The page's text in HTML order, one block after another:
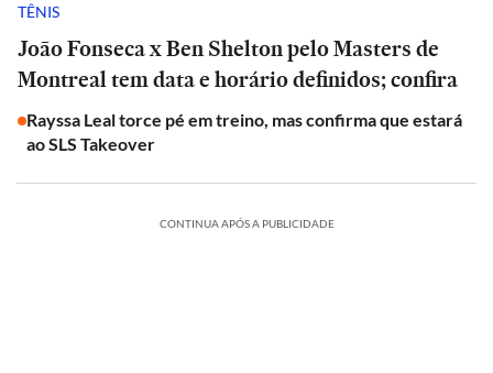
TÊNIS
João Fonseca x Ben Shelton pelo Masters de
Montreal tem data e horário definidos; confira
Rayssa Leal torce pé em treino, mas confirma que estará
ao SLS Takeover
CONTINUA APÓS A PUBLICIDADE